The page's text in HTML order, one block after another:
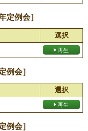
定例会］
選択
例会］
選択
例会］